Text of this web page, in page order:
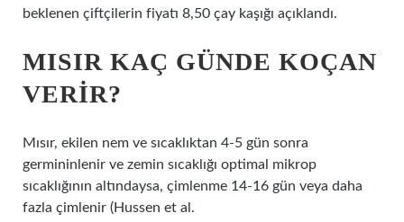
beklenen çiftçilerin fiyatı 8,50 çay kaşığı açıklandı.
MISIR KAÇ GÜNDE KOÇAN
VERIR?
Mısır, ekilen nem ve sıcaklıktan 4-5 gün sonra
germininlenir ve zemin sıcaklığı optimal mikrop
sıcaklığının altındaysa, çimlenme 14-16 gün veya daha
fazla çimlenir (Hussen et al.